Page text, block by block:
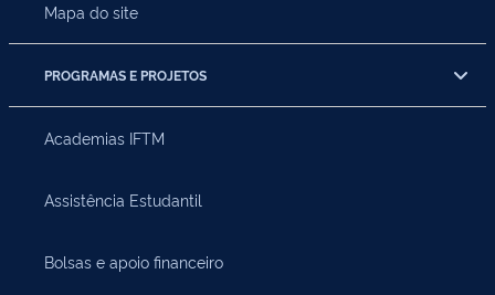
Mapa do site
PROGRAMAS E PROJETOS
Academias IFTM
Assistência Estudantil
Bolsas e apoio financeiro